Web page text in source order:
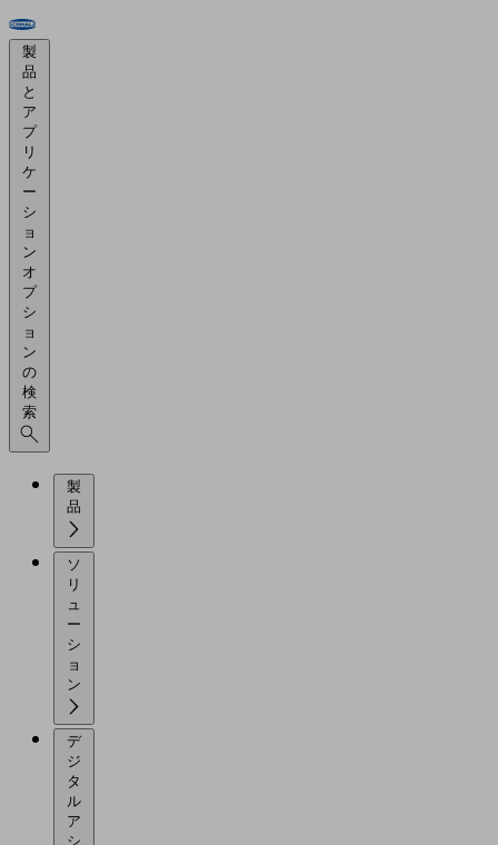
製
品
と
ア
プ
リ
ケ
ー
シ
ョ
ン
オ
プ
シ
ョ
ン
の
検
索
製
ソ
リ
ュ
ー
シ
ョ
デ
ジ
タ
ル
ア
シ